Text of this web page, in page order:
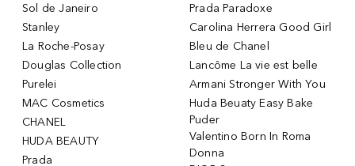
Sol de Janeiro
Stanley
La Roche-Posay
Douglas Collection
Purelei
MAC Cosmetics
CHANEL
HUDA BEAUTY
Prada
Prada Paradoxe
Carolina Herrera Good Girl
Bleu de Chanel
Lancôme La vie est belle
Armani Stronger With You
Huda Beuaty Easy Bake
Puder
Valentino Born In Roma
Donna